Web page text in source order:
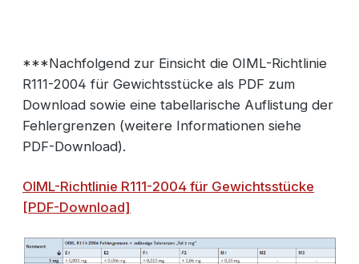
***Nachfolgend zur Einsicht die OIML-Richtlinie
R111-2004 für Gewichtsstücke als PDF zum
Download sowie eine tabellarische Auflistung der
Fehlergrenzen (weitere Informationen siehe
PDF-Download).
OIML-Richtlinie R111-2004 für Gewichtsstücke
[PDF-Download]